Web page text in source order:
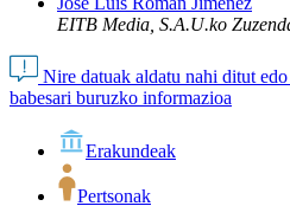
EITB Media, S.A.U.ko
Nire datuak aldatu nahi ditut
babesari buruzko informazioa
Erakundeak
Pertsonak